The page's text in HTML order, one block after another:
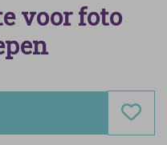
voor foto